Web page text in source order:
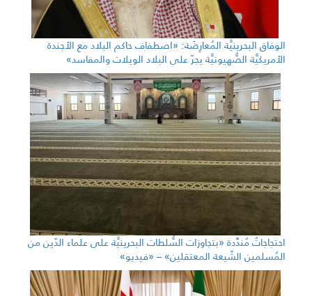
الوفاق البحرينيَّة المُعارِضَة: «اصطفاف حاكم البلاد مع الأجندة
الأمريكيَّة الصُّهيونيَّة يجرّ على البلاد الويلات والمفاسد»
احتجاجاتٌ مُندِّدة «بتجاوزات السُّلطات البحرينيَّة على علماء الدّين من
المُسلمين الشّيعة المعتقلين» – «فيديو»